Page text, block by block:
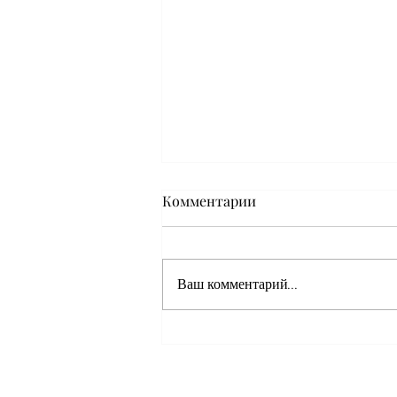
Комментарии
Ваш комментарий...